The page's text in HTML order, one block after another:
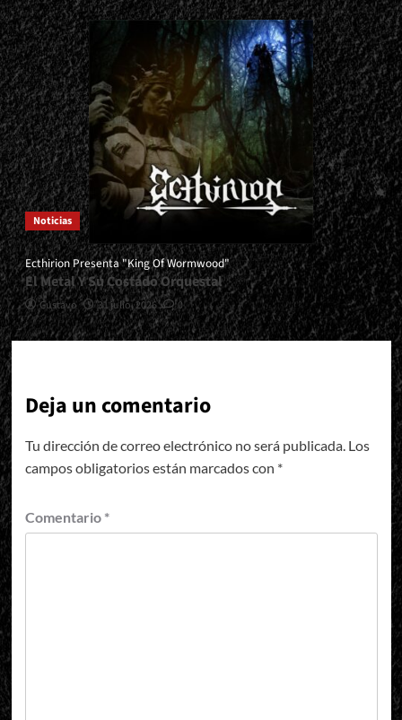
Noticias
Ecthirion Presenta "King Of Wormwood"
El Metal Y Su Costado Orquestal
Gustavo 31 julio, 2026 0
Deja un comentario
Tu dirección de correo electrónico no será publicada. Los
campos obligatorios están marcados con *
Comentario *